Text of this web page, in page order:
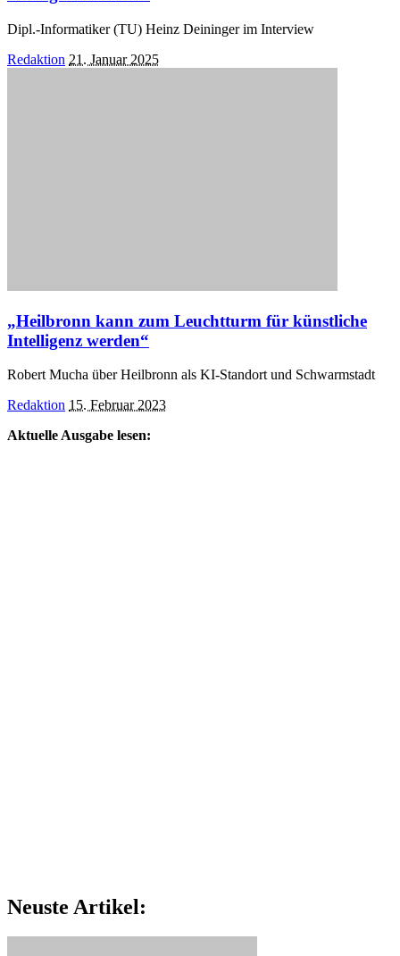
Dipl.-Informatiker (TU) Heinz Deininger im Interview
Posted
Redaktion 21. Januar 2025
„Heilbronn kann zum Leuchtturm für künstliche
Intelligenz werden“
Robert Mucha über Heilbronn als KI-Standort und Schwarmstadt
Posted
Redaktion 15. Februar 2023
Aktuelle Ausgabe lesen:
Neuste Artikel: